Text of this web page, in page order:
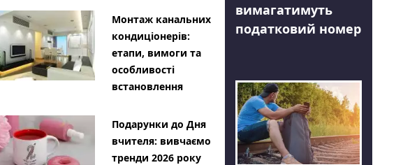
Монтаж канальних
кондиціонерів:
етапи, вимоги та
особливості
встановлення
Подарунки до Дня
вчителя: вивчаємо
тренди 2026 року
вимагатимуть
податковий номер